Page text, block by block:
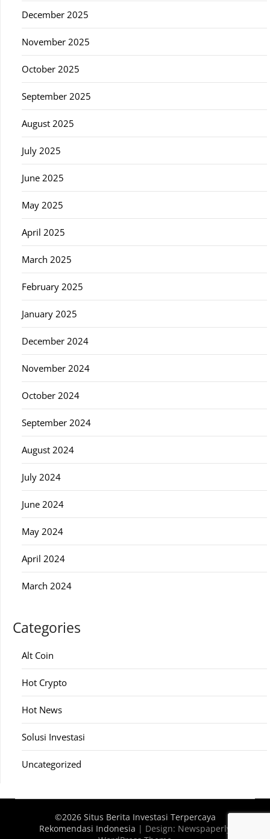
December 2025
November 2025
October 2025
September 2025
August 2025
July 2025
June 2025
May 2025
April 2025
March 2025
February 2025
January 2025
December 2024
November 2024
October 2024
September 2024
August 2024
July 2024
June 2024
May 2024
April 2024
March 2024
Categories
Alt Coin
Hot Crypto
Hot News
Solusi Investasi
Uncategorized
©2026 Situs Berita Investasi Terpercaya
Rekomendasi Indonesia | Design: Newspaperly